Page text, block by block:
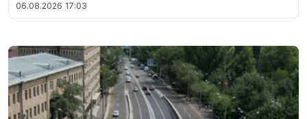
06.08.2026 17:03